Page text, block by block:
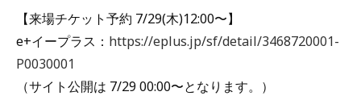
【来場チケット予約 7/29(木)12:00〜】
e+イープラス： https://eplus.jp/sf/detail/3468720001-
P0030001
（サイト公開は 7/29 00:00〜となります。）